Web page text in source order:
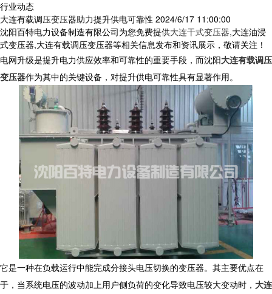
行业动态
大连有载调压变压器助力提升供电可靠性 2024/6/17 11:00:00
沈阳百特电力设备制造有限公司为您免费提供大连干式变压器,大连油浸
式变压器,大连有载调压变压器等相关信息发布和资讯展示，敬请关注！
电网升级是提升电力供应效率和可靠性的重要手段，而沈阳大连有载调压
变压器作为其中的关键设备，对提升供电可靠性具有显著作用。
它是一种在负载运行中能完成分接头电压切换的变压器。其主要优点在
于，当系统电压的波动加上用户侧负荷的变化导致电压较大变动时， 大连